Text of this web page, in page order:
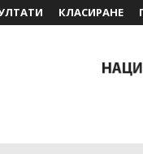
КЛАСИРАНЕ